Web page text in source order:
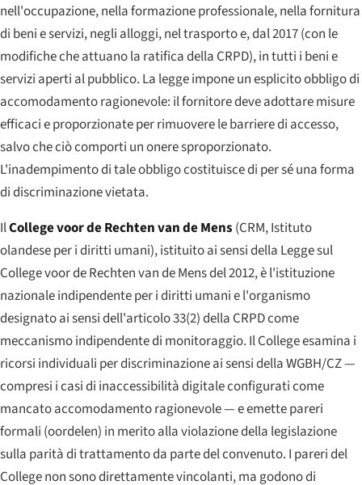
nell'occupazione, nella formazione professionale, nella fornitura
di beni e servizi, negli alloggi, nel trasporto e, dal 2017 (con le
modifiche che attuano la ratifica della CRPD), in tutti i beni e
servizi aperti al pubblico. La legge impone un esplicito obbligo di
accomodamento ragionevole: il fornitore deve adottare misure
efficaci e proporzionate per rimuovere le barriere di accesso,
salvo che ciò comporti un onere sproporzionato.
L'inadempimento di tale obbligo costituisce di per sé una forma
di discriminazione vietata.
IlCollege voor de Rechten van de Mens (CRM, Istituto
olandese per i diritti umani), istituito ai sensi della Legge sul
College voor de Rechten van de Mens del 2012, è l'istituzione
nazionale indipendente per i diritti umani e l'organismo
designato ai sensi dell'articolo 33(2) della CRPD come
meccanismo indipendente di monitoraggio. Il College esamina i
ricorsi individuali per discriminazione ai sensi della WGBH/CZ —
compresi i casi di inaccessibilità digitale configurati come
mancato accomodamento ragionevole — e emette pareri
formali (oordelen) in merito alla violazione della legislazione
sulla parità di trattamento da parte del convenuto. I pareri del
College non sono direttamente vincolanti, ma godono di